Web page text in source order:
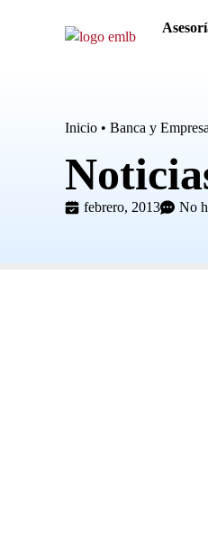
Inicio • Banca y Empresa
febrero, 2013 No